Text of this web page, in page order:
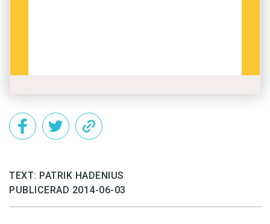
TEXT: PATRIK HADENIUS
PUBLICERAD 2014-06-03